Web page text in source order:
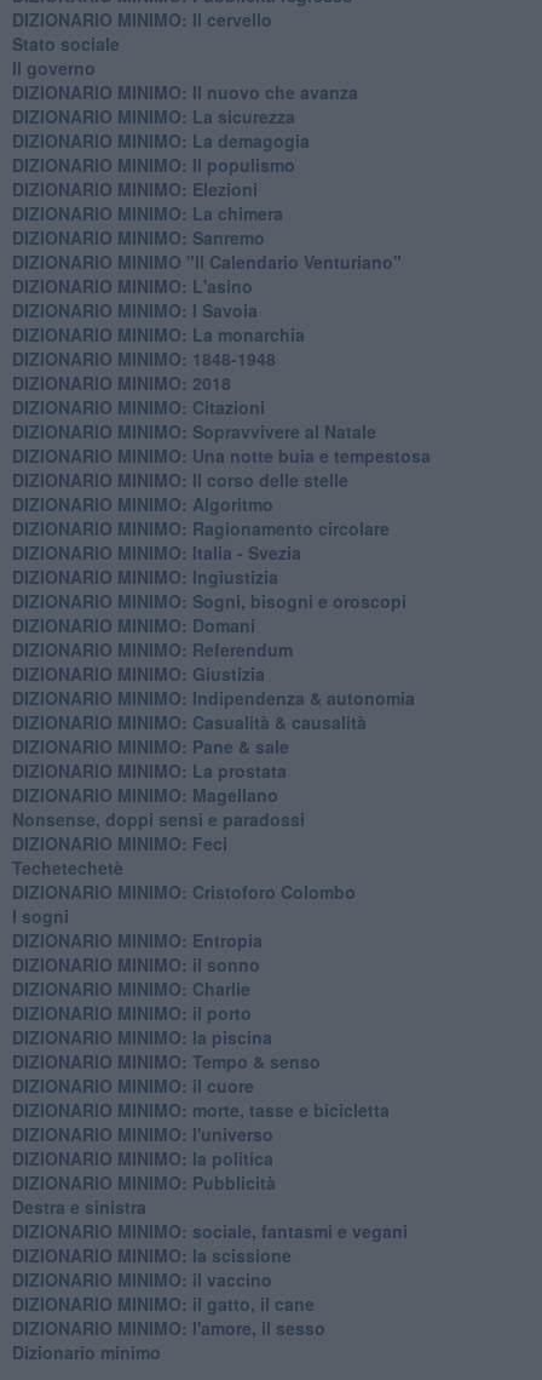
DIZIONARIO MINIMO: Il cervello
Stato sociale
Il governo
DIZIONARIO MINIMO: Il nuovo che avanza
DIZIONARIO MINIMO: La sicurezza
DIZIONARIO MINIMO: La demagogia
DIZIONARIO MINIMO: Il populismo
DIZIONARIO MINIMO: Elezioni
DIZIONARIO MINIMO: La chimera
DIZIONARIO MINIMO: Sanremo
DIZIONARIO MINIMO "Il Calendario Venturiano"
DIZIONARIO MINIMO: L'asino
DIZIONARIO MINIMO: I Savoia
DIZIONARIO MINIMO: La monarchia
DIZIONARIO MINIMO: 1848-1948
DIZIONARIO MINIMO: 2018
DIZIONARIO MINIMO: Citazioni
DIZIONARIO MINIMO: ​Sopravvivere al Natale
DIZIONARIO MINIMO: ​Una notte buia e tempestosa
DIZIONARIO MINIMO: Il corso delle stelle
DIZIONARIO MINIMO: Algoritmo
DIZIONARIO MINIMO: Ragionamento circolare
DIZIONARIO MINIMO: Italia - Svezia
DIZIONARIO MINIMO: ​Ingiustizia
DIZIONARIO MINIMO: ​Sogni, bisogni e oroscopi
DIZIONARIO MINIMO: Domani
DIZIONARIO MINIMO: Referendum
DIZIONARIO MINIMO: Giustizia
DIZIONARIO MINIMO: ​Indipendenza & autonomia
DIZIONARIO MINIMO: ​Casualità & causalità
​DIZIONARIO MINIMO: Pane & sale
DIZIONARIO MINIMO: La prostata
​DIZIONARIO MINIMO: Magellano
Nonsense, doppi sensi e paradossi
DIZIONARIO MINIMO: Feci
Techetechetè
DIZIONARIO MINIMO: Cristoforo Colombo
I sogni
DIZIONARIO MINIMO: Entropia
DIZIONARIO MINIMO: il sonno
DIZIONARIO MINIMO: Charlie
DIZIONARIO MINIMO: il porto
DIZIONARIO MINIMO: la piscina
DIZIONARIO MINIMO: Tempo & senso
DIZIONARIO MINIMO: il cuore
DIZIONARIO MINIMO: morte, tasse e bicicletta
DIZIONARIO MINIMO: l'universo
DIZIONARIO MINIMO: la politica
DIZIONARIO MINIMO: Pubblicità
Destra e sinistra
DIZIONARIO MINIMO: sociale, fantasmi e vegani
DIZIONARIO MINIMO: la scissione
DIZIONARIO MINIMO: il vaccino
DIZIONARIO MINIMO: il gatto, il cane
DIZIONARIO MINIMO: l'amore, il sesso
Dizionario minimo